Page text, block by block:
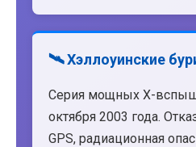
🛰️ Хэллоуинские
Серия мощных X-
октября 2003 года.
GPS, радиационная